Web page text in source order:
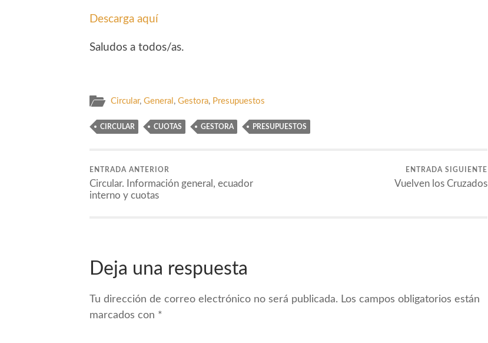
Descarga aquí
Saludos a todos/as.
Circular, General , Gestora, Presupuestos
CIRCULAR CUOTAS GESTORA PRESUPUESTOS
ENTRADA ANTERIOR
Circular. Información general, ecuador
interno y cuotas
ENTRADA SIGUIENTE
Vuelven los Cruzados
Deja una respuesta
Tu dirección de correo electrónico no será publicada. Los campos obligatorios están
marcados con *